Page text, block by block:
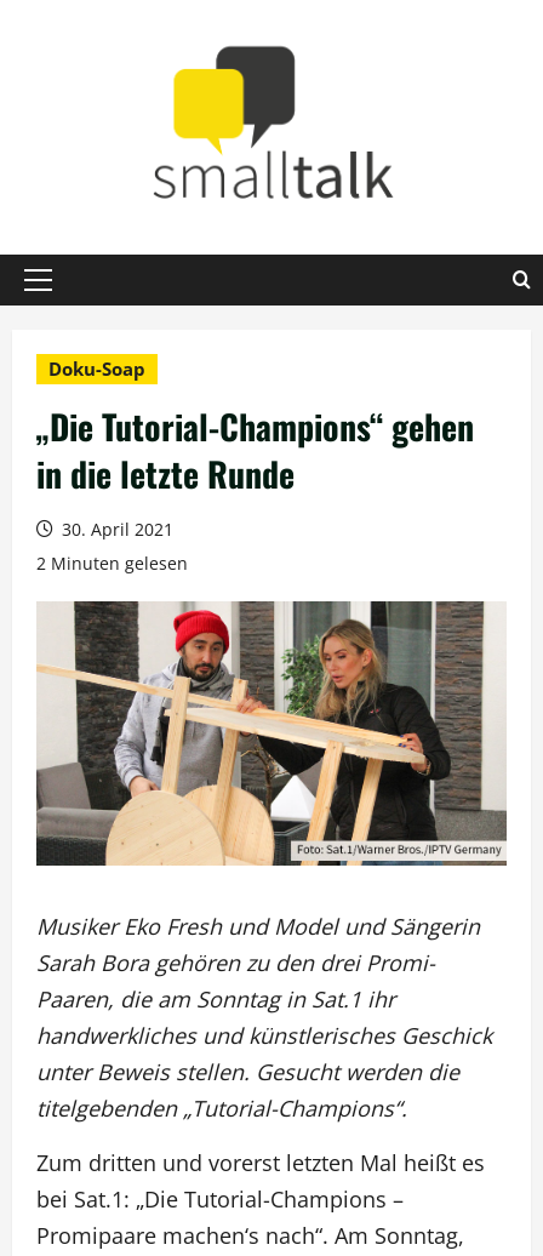
Primäres
Doku-Soap
„Die Tutorial-Champions“ gehen
in die letzte Runde
30. April 2021
2 Minuten gelesen
Musiker Eko Fresh und Model und Sängerin
Sarah Bora gehören zu den drei Promi-
Paaren, die am Sonntag in Sat.1 ihr
handwerkliches und künstlerisches Geschick
unter Beweis stellen. Gesucht werden die
titelgebenden „Tutorial-Champions“.
Zum dritten und vorerst letzten Mal heißt es
bei Sat.1: „Die Tutorial-Champions –
Promipaare machen‘s nach“. Am Sonntag,